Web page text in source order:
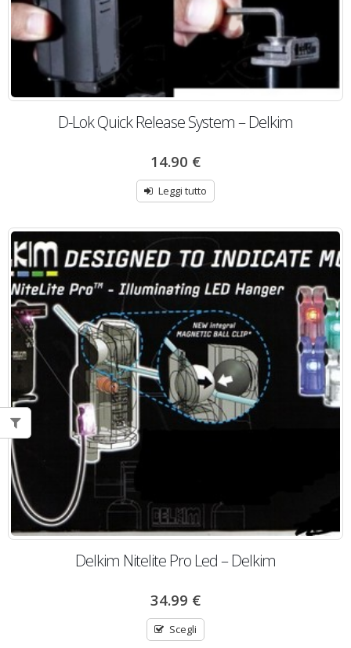
D-Lok Quick Release System – Delkim
14.90 €
Leggi tutto
Delkim Nitelite Pro Led – Delkim
34.99 €
Scegli